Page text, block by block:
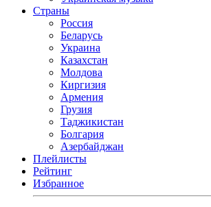
Страны
Россия
Беларусь
Украина
Казахстан
Молдова
Киргизия
Армения
Грузия
Таджикистан
Болгария
Азербайджан
Плейлисты
Рейтинг
Избранное